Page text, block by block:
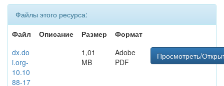
Файлы этого ресурса:
Файл
Описание Размер
Формат
dx.do
i.org-
10.10
88-17
1,01
MB
Adobe
PDF
Просмотреть/